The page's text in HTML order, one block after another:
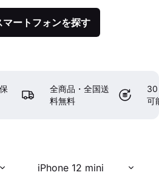
ートフォンを探す
全商品・全国送
料無料
30
可
iPhone 12 mini